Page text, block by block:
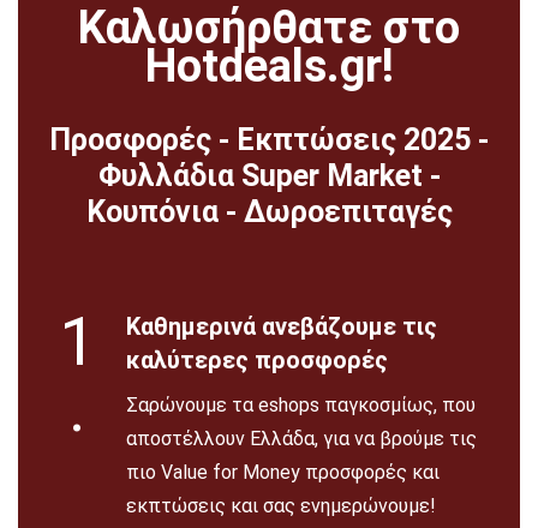
Καλωσήρθατε στο
Hotdeals.gr!
Προσφορές - Εκπτώσεις 2025 -
Φυλλάδια Super Market -
Κουπόνια - Δωροεπιταγές
1
.
Καθημερινά ανεβάζουμε τις
καλύτερες προσφορές
Σαρώνουμε τα eshops παγκοσμίως, που
αποστέλλουν Ελλάδα, για να βρούμε τις
πιο Value for Money προσφορές και
εκπτώσεις και σας ενημερώνουμε!